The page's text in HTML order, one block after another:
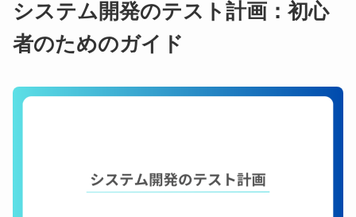
システム開発のテスト計画：初心
者のためのガイド